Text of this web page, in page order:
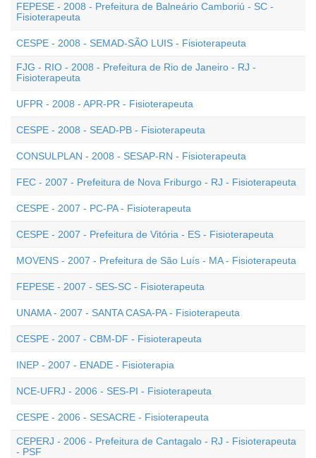
FEPESE - 2008 - Prefeitura de Balneário Camboriú - SC -
Fisioterapeuta
CESPE - 2008 - SEMAD-SÃO LUIS - Fisioterapeuta
FJG - RIO - 2008 - Prefeitura de Rio de Janeiro - RJ -
Fisioterapeuta
UFPR - 2008 - APR-PR - Fisioterapeuta
CESPE - 2008 - SEAD-PB - Fisioterapeuta
CONSULPLAN - 2008 - SESAP-RN - Fisioterapeuta
FEC - 2007 - Prefeitura de Nova Friburgo - RJ - Fisioterapeuta
CESPE - 2007 - PC-PA - Fisioterapeuta
CESPE - 2007 - Prefeitura de Vitória - ES - Fisioterapeuta
MOVENS - 2007 - Prefeitura de São Luís - MA - Fisioterapeuta
FEPESE - 2007 - SES-SC - Fisioterapeuta
UNAMA - 2007 - SANTA CASA-PA - Fisioterapeuta
CESPE - 2007 - CBM-DF - Fisioterapeuta
INEP - 2007 - ENADE - Fisioterapia
NCE-UFRJ - 2006 - SES-PI - Fisioterapeuta
CESPE - 2006 - SESACRE - Fisioterapeuta
CEPERJ - 2006 - Prefeitura de Cantagalo - RJ - Fisioterapeuta
- PSF